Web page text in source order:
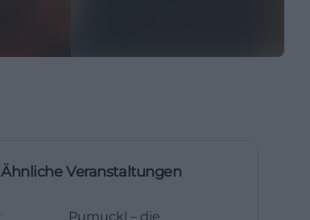
Ähnliche Veranstaltungen
Pumuckl – die